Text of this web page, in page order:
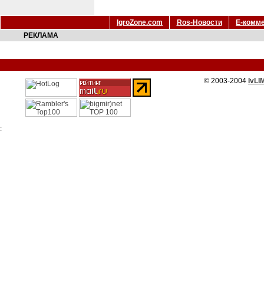
IgroZone.com Ros-Новости
Е-
РЕКЛАМА
© 2003-2004
: